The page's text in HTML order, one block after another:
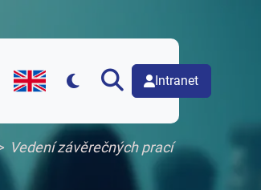
English version of web page
Intranet
Vedení závěrečných prací